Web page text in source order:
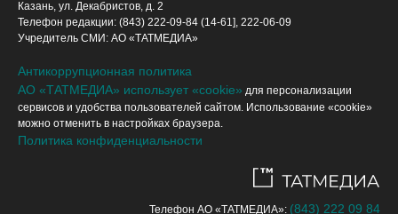
Казань, ул. Декабристов, д. 2
Телефон редакции: (843) 222-09-84 (14-61], 222-06-09
Учредитель СМИ: АО «ТАТМЕДИА»
Антикоррупционная политика
АО «ТАТМЕДИА» использует «cookie» для персонализации
сервисов и удобства пользователей сайтом. Использование «cookie»
можно отменить в настройках браузера.
Политика конфиденциальности
Телефон АО «ТАТМЕДИА»: (843) 222 09 84